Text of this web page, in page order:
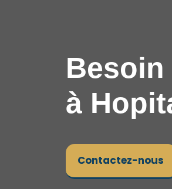
Besoin
à
Contactez-nous